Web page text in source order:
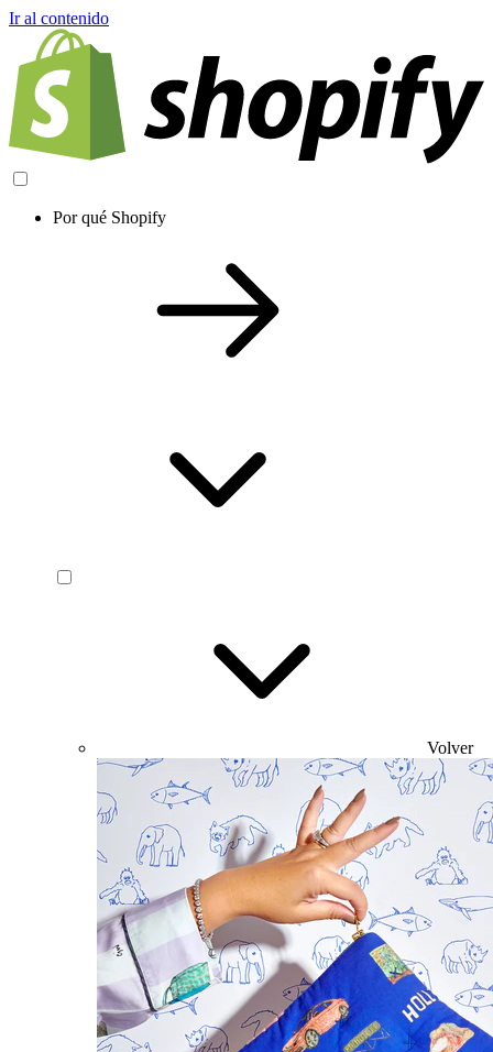
Ir al contenido
Por qué Shopify
Volver